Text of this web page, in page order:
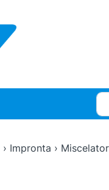
› Impronta ›